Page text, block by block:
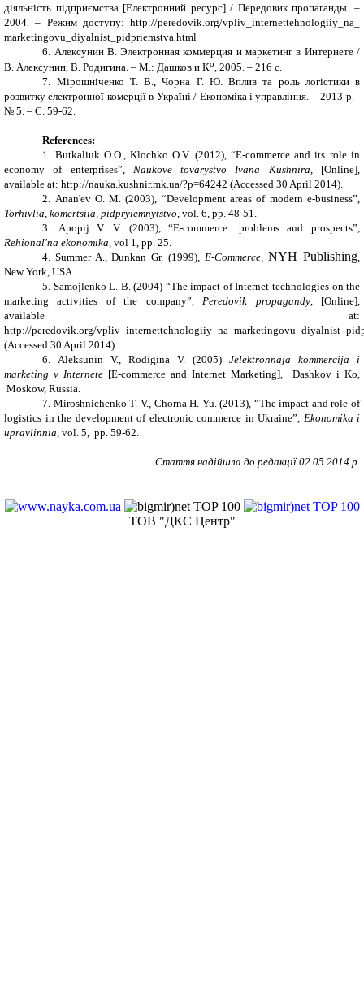
діяльність підприємства [Електронний ресурс] / Передовик пропаганды. –
2004. – Режим доступу: http://peredovik.org/vpliv_internettehnologiiy_na_
marketingovu_diyalnist_pidpriemstva.html
6.
Алексунин В. Электронная коммерция и маркетинг в Интернете /
В. Алексунин, В. Родигина. – М.: Дашков и Ко , 2005. – 216 с.
7.
Мірошніченко Т. В., Чорна Г. Ю. Вплив та роль логістики в
розвитку електронної комерції в Україні / Економіка і управління. – 2013 р. -
№ 5. – С. 59-62.
References:
1.
Butkaliuk O.O., Klochko O.V. (2012), “E-commerce and its role in
economy of enterprises”, Naukove tovarystvo Ivana Kushnira,
[Online],
available at: http://nauka.kushnir.mk.ua/?p=64242 (Accessed 30 April 2014).
2.
Anan'ev O. M. (2003), “Development areasofmodern e-business”,
Torhivlia, komertsiia, pidpryiemnytstvo vol . 6, pp . 48-51.
3.
Apopij V. V. (2003),“E-commerce: problems and prospects”,
Rehional'na ekonomika vol 1, pp . 25.
4. Summer A., Dunkan Gr. (1999), E-Commerce, NYH Publishing
New York, USA.
5. Samojlenko L. B. (2004) “The impact of Internet technologies on the
marketing
activities of the company”, Peredovik propagandy,
[Online],
available at:
http://peredovik.org/
(Accessed 30 April 2014)
6.
Aleksunin V., Rodigina V. (2005)Jelektronnaja kommercija i
marketing v Internete [E-commerce and Internet Marketing] , Dashkov i Ko,
Moskow, Russia.
7. Miroshnichenko T. V., Chorna H. Yu. (2013), “The impact and role of
logistics in the development of electronic commerce in Ukraine”
Ekonomika i
upravlinnia vol . 5, pp . 59-62.
Стаття надійшла до редакції 02.05.2014 р.
ТОВ "ДКС Центр"